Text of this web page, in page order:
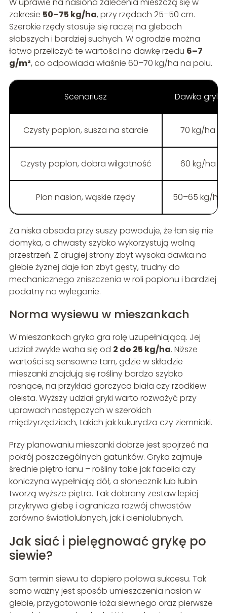
W uprawie na nasiona zalecenia mieszczą się w
zakresie 50–75 kg/ha, przy rzędach 25–50 cm.
Szerokie rzędy stosuje się raczej na glebach
słabszych i bardziej suchych. W ogrodzie można
łatwo przeliczyć te wartości na dawkę rzędu 6–7
g/m², co odpowiada właśnie 60–70 kg/ha na polu.
Scenariusz Dawka gryki
Czysty poplon, susza na starcie 70 kg/ha
Czysty poplon, dobra wilgotność 60 kg/ha
Plon nasion, wąskie rzędy 50–65 kg/ha
Za niska obsada przy suszy powoduje, że łan się nie
domyka, a chwasty szybko wykorzystują wolną
przestrzeń. Z drugiej strony zbyt wysoka dawka na
glebie żyznej daje łan zbyt gęsty, trudny do
mechanicznego zniszczenia w roli poplonu i bardziej
podatny na wyleganie.
Norma wysiewu w mieszankach
W mieszankach gryka gra rolę uzupełniającą. Jej
udział zwykle waha się od 2 do 25 kg/ha. Niższe
wartości są sensowne tam, gdzie w składzie
mieszanki znajdują się rośliny bardzo szybko
rosnące, na przykład gorczyca biała czy rzodkiew
oleista. Wyższy udział gryki warto rozważyć przy
uprawach następczych w szerokich
międzyrzędziach, takich jak kukurydza czy ziemniaki.
Przy planowaniu mieszanki dobrze jest spojrzeć na
pokrój poszczególnych gatunków. Gryka zajmuje
średnie piętro łanu – rośliny takie jak facelia czy
koniczyna wypełniają dół, a słonecznik lub łubin
tworzą wyższe piętro. Tak dobrany zestaw lepiej
przykrywa glebę i ogranicza rozwój chwastów
zarówno światłolubnych, jak i cieniolubnych.
Jak siać i pielęgnować grykę po
siewie?
Sam termin siewu to dopiero połowa sukcesu. Tak
samo ważny jest sposób umieszczenia nasion w
glebie, przygotowanie łoża siewnego oraz pierwsze